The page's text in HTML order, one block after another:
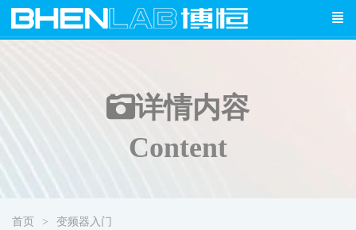
详情内容
Content
首页
变频器入门